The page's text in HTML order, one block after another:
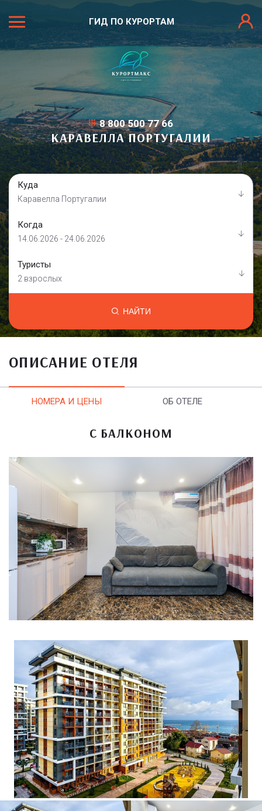
ГИД ПО КУРОРТАМ
8 800 500 77 66
КАРАВЕЛЛА ПОРТУГАЛИИ
Куда
Каравелла Португалии
Когда
14.06.2026 - 24.06.2026
Туристы
2 взрослых
НАЙТИ
ОПИСАНИЕ ОТЕЛЯ
НОМЕРА И ЦЕНЫ ОБ ОТЕЛЕ
С БАЛКОНОМ